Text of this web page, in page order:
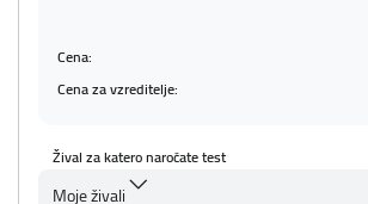
Cena:
Cena za vzreditelje:
Žival za katero naročate test
Moje živali